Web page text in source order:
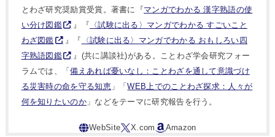
とわざ研究奨励賞受賞。著書に『マンガでわかる 漢字熟語の使
い分け図鑑
』『 〈試験に出る〉マンガでわかる すごいこと
わざ図鑑
』『
〈試験に出る〉マンガでわかる おもしろい四
字熟語図鑑
』(共に講談社)がある。ことわざ学会研究フォー
ラムでは、「備えあれば憂いなし：ことわざを通して意識づけ
る災害時の命を守る知恵」「WEB上でのことわざ探求：人々が
何を知りたいのか」などをテーマに研究報告を行う。